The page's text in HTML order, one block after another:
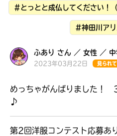
#とっとと成仏してください！
#神田川アリ
ふあり さん ／ 女性 ／
2023年03月22日 見られ
めっちゃがんばりました！
♪
第2回洋服コンテスト応募